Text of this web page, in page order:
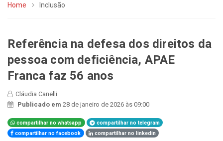
Home Inclusão
Referência na defesa dos direitos da
pessoa com deficiência, APAE
Franca faz 56 anos
Cláudia Canelli
Publicado em 28 de janeiro de 2026 às 09:00
compartilhar no whatsapp
compartilhar no telegram
compartilhar no facebook
compartilhar no linkedin